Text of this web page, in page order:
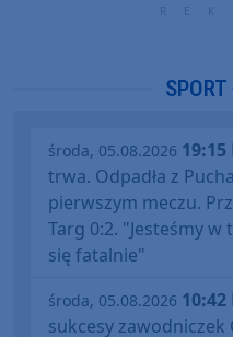
SPORT
środa, 05.08.2026 19:15
trwa. Odpadła z
pierwszym meczu.
Targ 0:2. "Jesteśmy w
się fatalnie"
środa, 05.08.2026 10:42
sukcesy